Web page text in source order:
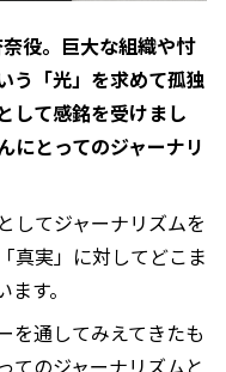
役。巨大な組織や忖
う「光」を求めて孤独
して感銘を受けまし
にとってのジャーナリ
してジャーナリズムを
真実」に対してどこま
す。
を通してみえてきたも
てのジャーナリズムと